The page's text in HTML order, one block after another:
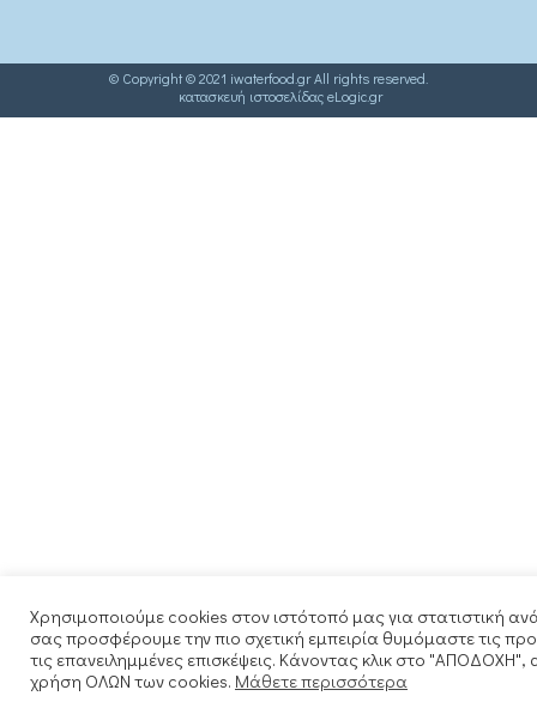
© Copyright © 2021 iwaterfood.gr All rights reserved.
κατασκευή ιστοσελίδας eLogic.gr
Χρησιμοποιούμε cookies στον ιστότοπό μας για στατιστική
σας προσφέρουμε την πιο σχετική εμπειρία θυμόμαστε τις
τις επανειλημμένες επισκέψεις. Κάνοντας κλικ στο "ΑΠΟΔΟΧΗ",
χρήση ΟΛΩΝ των cookies. Μάθετε περισσότερα